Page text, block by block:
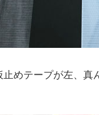
めテープが左、